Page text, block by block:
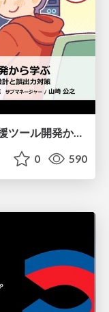
【CEDEC2026】コードレビュー支援ツール開発から学ぶ：LLMを用いた業務システムの実践的な運用設計と誤出力対策
0 590